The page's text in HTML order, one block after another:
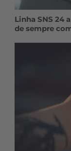
Linha SNS 24
de sempre